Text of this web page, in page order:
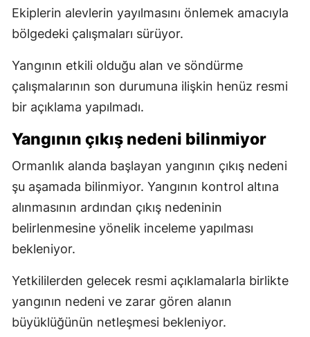
Ekiplerin alevlerin yayılmasını önlemek amacıyla
bölgedeki çalışmaları sürüyor.
Yangının etkili olduğu alan ve söndürme
çalışmalarının son durumuna ilişkin henüz resmi
bir açıklama yapılmadı.
Yangının çıkış nedeni bilinmiyor
Ormanlık alanda başlayan yangının çıkış nedeni
şu aşamada bilinmiyor. Yangının kontrol altına
alınmasının ardından çıkış nedeninin
belirlenmesine yönelik inceleme yapılması
bekleniyor.
Yetkililerden gelecek resmi açıklamalarla birlikte
yangının nedeni ve zarar gören alanın
büyüklüğünün netleşmesi bekleniyor.